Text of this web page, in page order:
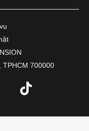
TPHCM 700000